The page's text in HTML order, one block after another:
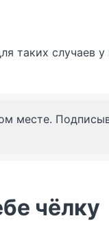
случаев у
месте.
чёлку